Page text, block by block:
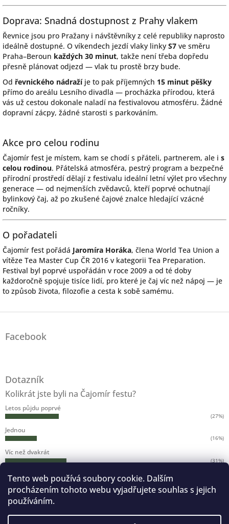
Tento web používá soubory cookie. Dalším
procházením tohoto webu vyjadřujete souhlas s jejich
používáním.
Doprava: Snadná dostupnost z Prahy vlakem
Řevnice jsou pro Pražany i návštěvníky z celé republiky naprosto
ideálně dostupné. O víkendech jezdí vlaky linky S7 ve směru
Praha–Beroun každých 30 minut, takže není třeba dopředu
přesně plánovat odjezd — vlak tu prostě brzy bude.
Od řevnického nádražíje to pak příjemných 15 minut pěšky
přímo do areálu Lesního divadla — procházka přírodou, která
vás už cestou dokonale naladí na festivalovou atmosféru. Žádné
dopravní zácpy, žádné starosti s parkováním.
Akce pro celou rodinu
Čajomír fest je místem, kam se chodí s přáteli, partnerem, ale i s
celou rodinou. Přátelská atmosféra, pestrý program a bezpečné
přírodní prostředí dělají z festivalu ideální letní výlet pro všechny
generace — od nejmenších zvědavců, kteří poprvé ochutnají
bylinkový čaj, až po zkušené čajové znalce hledající vzácné
ročníky.
O pořadateli
Čajomír fest pořádá Jaromíra Horáka, člena World Tea Union a
vítěze Tea Master Cup ČR 2016 v kategorii Tea Preparation.
Festival byl poprvé uspořádán v roce 2009 a od té doby
každoročně spojuje tisíce lidí, pro které je čaj víc než nápoj — je
to způsob života, filozofie a cesta k sobě samému.
Z
Facebook
Dotazník
Kolikrát jste byli na Čajomír festu?
Letos půjdu poprvé
(27%)
Jednou
(16%)
Víc než dvakrát
(31%)
Víc než pětkrát
Víc než desetkrát
Byl jsem na všech ročnících